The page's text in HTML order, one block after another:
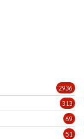
2936
313
69
51